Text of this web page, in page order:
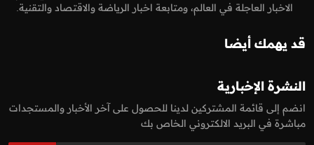
الاخبار العاجلة في العالم، ومتابعة اخبار الرياضة والاقتصاد والتقنية.
قد يهمك أيضا
النشرة الإخبارية
انضم إلى قائمة المشتركين لدينا للحصول على آخر الأخبار والمستجدات
مباشرة في البريد الالكتروني الخاص بك